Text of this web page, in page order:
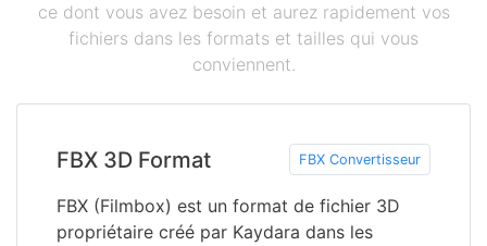
ce dont vous avez besoin et aurez rapidement vos
fichiers dans les formats et tailles qui vous
conviennent.
FBX 3D Format FBX Convertisseur
FBX (Filmbox) est un format de fichier 3D
propriétaire créé par Kaydara dans les